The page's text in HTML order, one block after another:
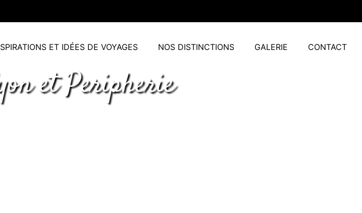
ET IDÉES DE VOYAGES NOS DISTINCTIONS GALERIE CONTACT
et Peripherie